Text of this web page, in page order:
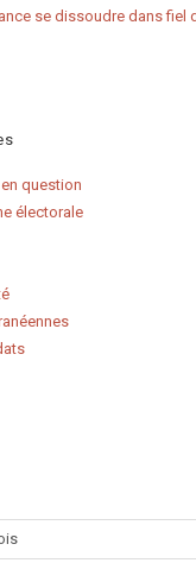
se dissoudre dans fiel
question
électorale